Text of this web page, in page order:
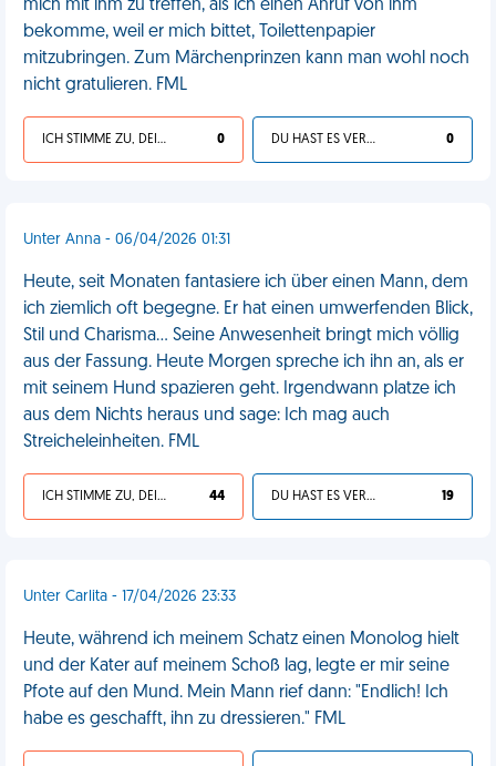
mich mit ihm zu treffen, als ich einen Anruf von ihm
bekomme, weil er mich bittet, Toilettenpapier
mitzubringen. Zum Märchenprinzen kann man wohl noch
nicht gratulieren. FML
ICH STIMME ZU, DEIN LEBEN IST SCHEISSE 0 DU HAST ES VERDIENT 0
Unter Anna - 06/04/2026 01:31
Heute, seit Monaten fantasiere ich über einen Mann, dem
ich ziemlich oft begegne. Er hat einen umwerfenden Blick,
Stil und Charisma… Seine Anwesenheit bringt mich völlig
aus der Fassung. Heute Morgen spreche ich ihn an, als er
mit seinem Hund spazieren geht. Irgendwann platze ich
aus dem Nichts heraus und sage: Ich mag auch
Streicheleinheiten. FML
ICH STIMME ZU, DEIN LEBEN IST SCHEISSE 44 DU HAST ES VERDIENT 19
Unter Carlita - 17/04/2026 23:33
Heute, während ich meinem Schatz einen Monolog hielt
und der Kater auf meinem Schoß lag, legte er mir seine
Pfote auf den Mund. Mein Mann rief dann: "Endlich! Ich
habe es geschafft, ihn zu dressieren." FML